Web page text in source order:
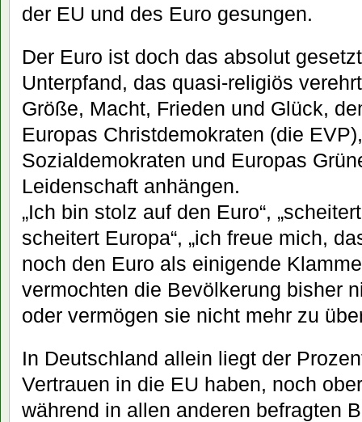
der EU und des Euro gesungen.
Der Euro ist doch das absolut
Unterpfand, das quasi-religiös
Größe, Macht, Frieden und Glück,
Europas Christdemokraten (die
Sozialdemokraten und Europas
Leidenschaft anhängen.
„Ich bin stolz auf den Euro“,
scheitert Europa“, „ich freue mich,
noch den Euro als einigende
vermochten die Bevölkerung bisher
oder vermögen sie nicht mehr zu
In Deutschland allein liegt der
Vertrauen in die EU haben, noch
während in allen anderen befragten